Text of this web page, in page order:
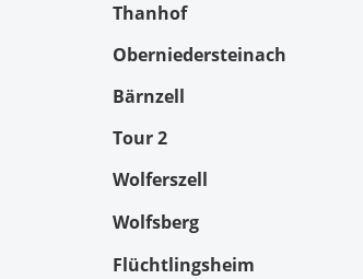
Thanhof
Oberniedersteinach
Bärnzell
Tour 2
Wolferszell
Wolfsberg
Flüchtlingsheim